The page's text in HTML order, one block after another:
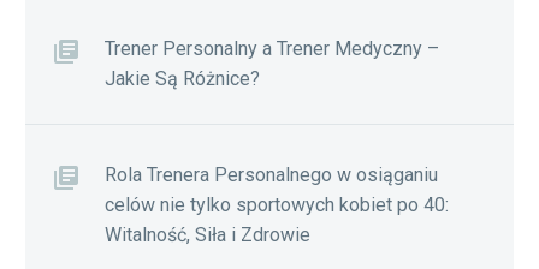
Trener Personalny a Trener Medyczny –
Jakie Są Różnice?
Rola Trenera Personalnego w osiąganiu
celów nie tylko sportowych kobiet po 40:
Witalność, Siła i Zdrowie